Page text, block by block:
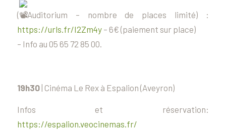
(
Auditorium – nombre de places limité) :
https://urls.fr/I2Zm4y– 6€ (paiement sur place)
– Info au 05 65 72 85 00.
19h30 | Cinéma Le Rex à Espalion (Aveyron)
Infos et réservation:
https://espalion.veocinemas.fr/